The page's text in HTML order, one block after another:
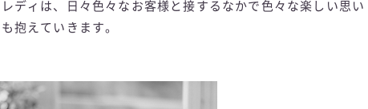
ディは、日々色々なお客様と接するなかで色々な楽しい思い
抱えていきます。